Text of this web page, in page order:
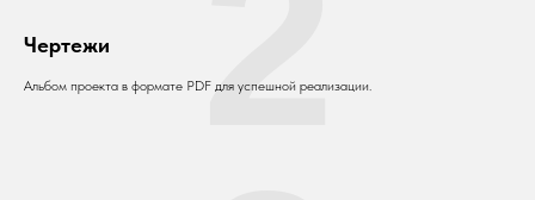
Чертежи
Альбом проекта в формате PDF для успешной реализации.